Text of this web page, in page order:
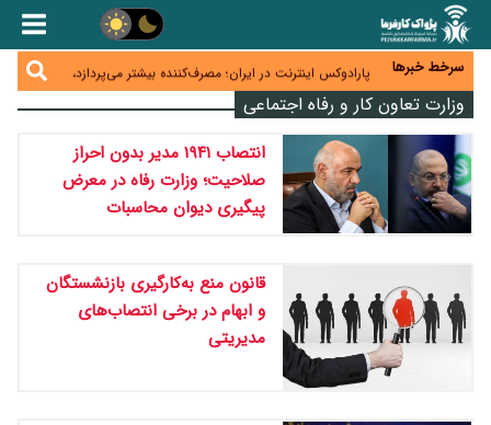
سرخط خبرها
زائران اربعین نگران ارز باقی‌مانده نباشند؛ خرید دینار در
جنگ کریدورها وارد فاز جدید شد؛ سرمایه‌گذاری ۳۴۵
پارادوکس اینترنت در ایران؛ مصرف‌کننده بیشتر می‌پردازد،
شبکه کمتر توسعه می‌یابد
تأمین سرمایه در گردش بدون خلق نقدینگی؛ نقش
جدید سیاست‌های مالیاتی در حمایت از تولید
معمای تأمین ۸۰ همت معوقات بازنشستگان؛ بانک رفاه
وارد میدان شد
وزارت تعاون کار و رفاه اجتماعی
انتصاب ۱۹۴۱ مدیر بدون احراز
صلاحیت؛ وزارت رفاه در معرض
پیگیری دیوان محاسبات
قانون منع به‌کارگیری بازنشستگان
و ابهام در برخی انتصاب‌های
مدیریتی